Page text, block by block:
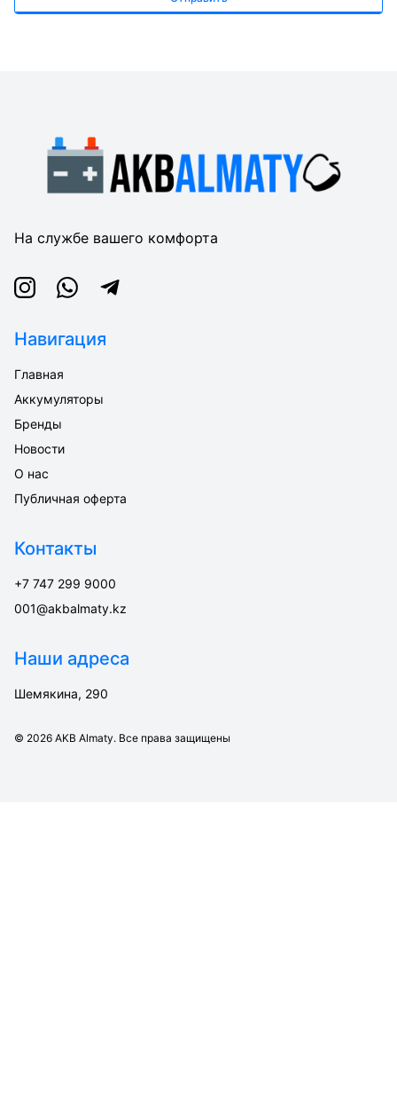
На службе вашего комфорта
InstagramWhatsappTelegram
Навигация
Главная
Аккумуляторы
Бренды
Новости
О нас
Публичная оферта
Контакты
+7 747 299 9000
001@akbalmaty.kz
Наши адреса
Шемякина, 290
© 2026 AKB Almaty. Все права защищены